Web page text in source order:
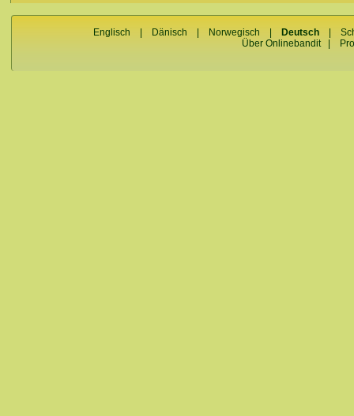
Englisch Dänisch Norwegisch Deutsch |
Über Onlinebandit|